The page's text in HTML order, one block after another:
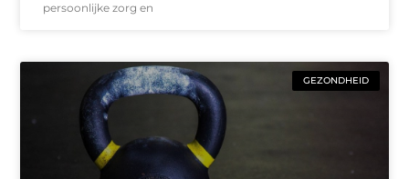
persoonlijke zorg en
GEZONDHEID